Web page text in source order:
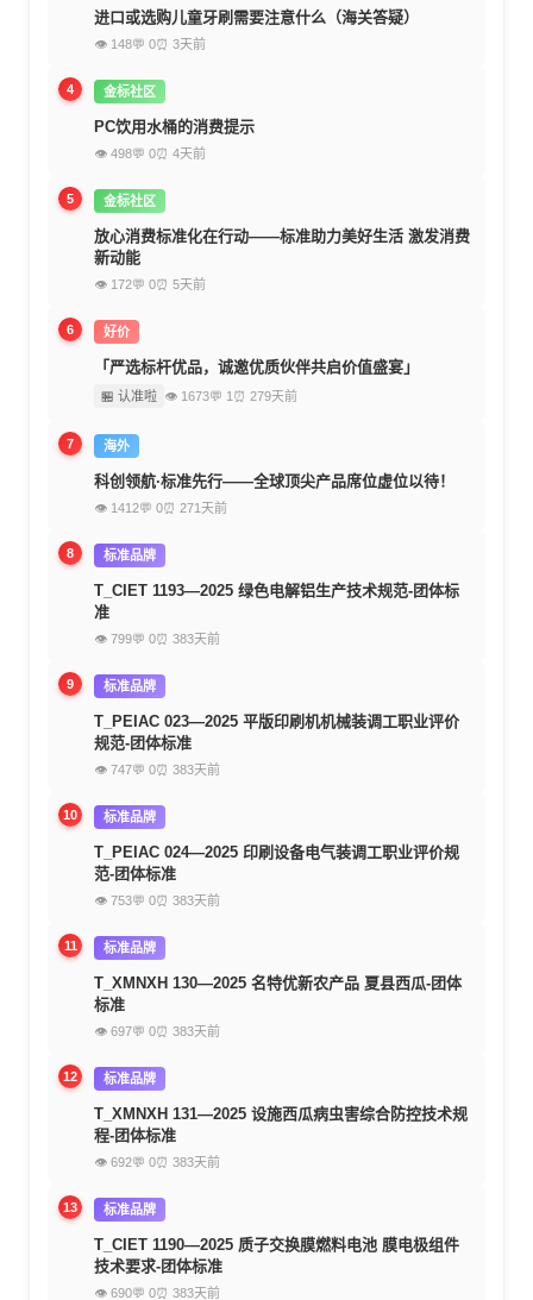
进口或选购儿童牙刷需要注意什么（海关答疑）
👁 148💬 0⏰ 3天前
4 金标社区
PC饮用水桶的消费提示
👁 498💬 0⏰ 4天前
5 金标社区
放心消费标准化在行动——标准助力美好生活 激发消费
新动能
👁 172💬 0⏰ 5天前
6 好价
「严选标杆优品，诚邀优质伙伴共启价值盛宴」
🏪 认准啦 👁 1673💬 1 ⏰ 279天前
7 海外
科创领航·标准先行——全球顶尖产品席位虚位以待！
👁 1412💬 0⏰ 271天前
8 标准品牌
T_CIET 1193—2025 绿色电解铝生产技术规范-团体标
准
👁 799💬 0⏰ 383天前
9 标准品牌
T_PEIAC 023—2025 平版印刷机机械装调工职业评价
规范-团体标准
👁 747💬 0⏰ 383天前
10 标准品牌
T_PEIAC 024—2025 印刷设备电气装调工职业评价规
范-团体标准
👁 753💬 0⏰ 383天前
11 标准品牌
T_XMNXH 130—2025 名特优新农产品 夏县西瓜-团体
标准
👁 697💬 0⏰ 383天前
12 标准品牌
T_XMNXH 131—2025 设施西瓜病虫害综合防控技术规
程-团体标准
👁 692💬 0⏰ 383天前
13 标准品牌
T_CIET 1190—2025 质子交换膜燃料电池 膜电极组件
技术要求-团体标准
👁 690💬 0⏰ 383天前